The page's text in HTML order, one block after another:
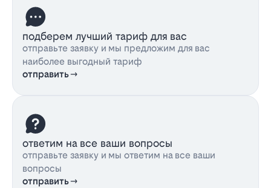
подберем лучший тариф для вас
отправьте заявку и мы предложим для вас
наиболее выгодный тариф
отправить
ответим на все ваши вопросы
отправьте заявку и мы ответим на все ваши
вопросы
отправить